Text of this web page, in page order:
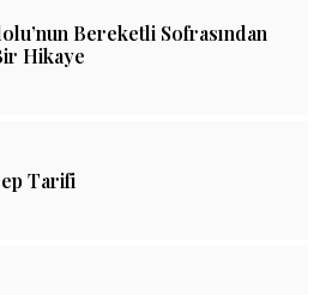
Bereketli Sofrasından
Hikaye
Tarifi